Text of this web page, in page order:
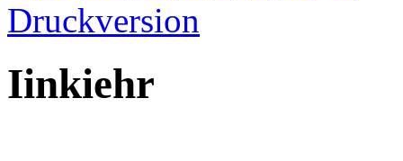
Druckversion
Iinkiehr